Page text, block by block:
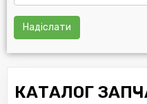
Надіслати
КАТАЛОГ